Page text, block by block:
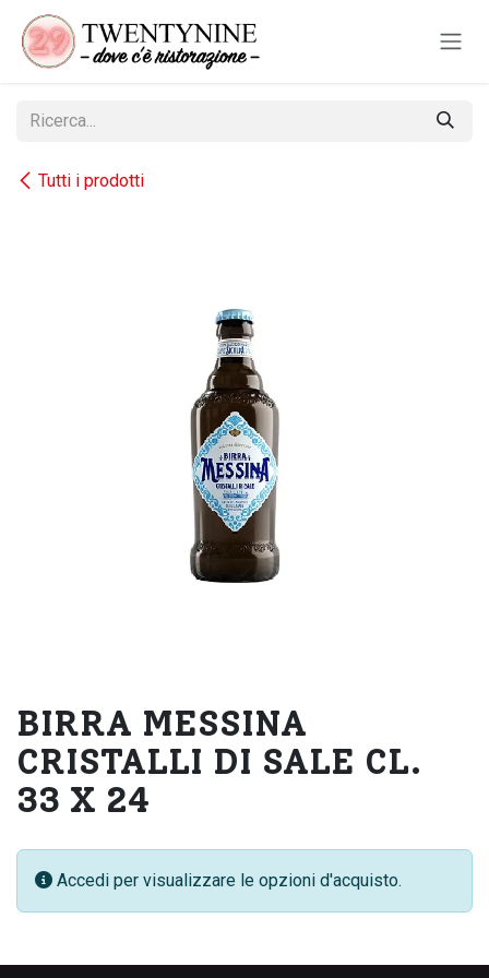
Passa al contenuto
Tutti i prodotti
BIRRA MESSINA
CRISTALLI DI SALE CL.
33 X 24
Accedi per visualizzare le opzioni d'acquisto.